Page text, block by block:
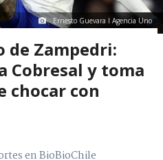
Ernesto Guevara I Agencia Uno
de Zampedri:
Cobresal y toma
chocar con
en BioBioChile